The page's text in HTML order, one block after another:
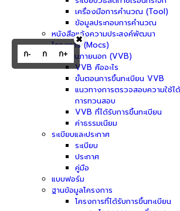
เครื่องมือการคำนวณ (Tool)
ข้อมูลประกอบการคำนวณ
หนังสือแจ้งความประสงค์พัฒนา
โครงการ (Mocs)
ผู้ประเมินภายนอก (VVB)
VVB คืออะไร
ขั้นตอนการขึ้นทะเบียน VVB
แนวทางการตรวจสอบความใช้ไ
การทวนสอบ
VVB ที่ได้รับการขึ้นทะเบียน
ค่าธรรมเนียม
ระเบียบและประกาศ
ระเบียบ
ประกาศ
คู่มือ
แบบฟอร์ม
ฐานข้อมูลโครงการ
โครงการที่ได้รับการขึ้นทะเบียน
ก- ก ก+
✖